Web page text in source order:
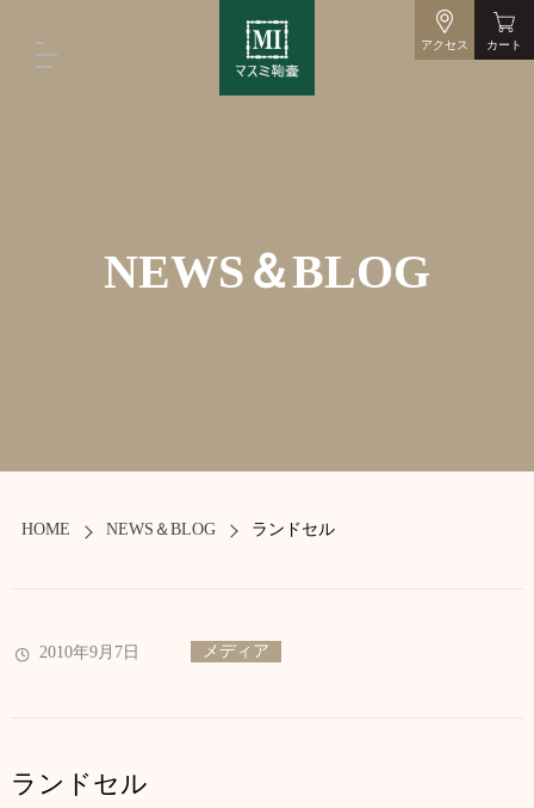
アクセス カート
NEWS＆BLOG
HOME NEWS＆BLOG ランドセル
2010年9月7日 メディア
ランドセル